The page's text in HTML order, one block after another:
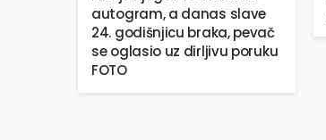
autogram, a danas slave
24. godišnjicu braka, pevač
se oglasio uz dirljivu poruku
FOTO